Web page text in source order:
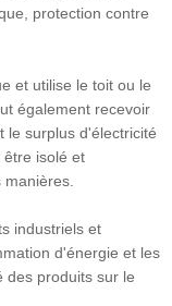
protection contre
et utilise le toit ou le
également recevoir
le surplus d'électricité
isolé et
industriels et
d'énergie et les
des produits sur le